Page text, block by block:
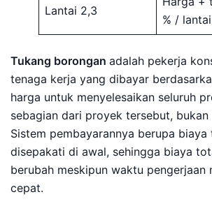
Lantai 2,3
% / lantai
Tukang borongan adalah pekerja
tenaga kerja yang dibayar
harga untuk menyelesaikan seluruh
sebagian dari proyek tersebut, bukan
Sistem pembayarannya berupa biaya
disepakati di awal, sehingga biaya
berubah meskipun waktu pengerjaan
cepat.